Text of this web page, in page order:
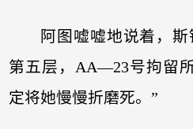
阿图嘘嘘地说着，
第五层，AA—23号拘留
定将她慢慢折磨死。”